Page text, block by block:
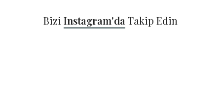
Bizi Instagram'da Takip Edin